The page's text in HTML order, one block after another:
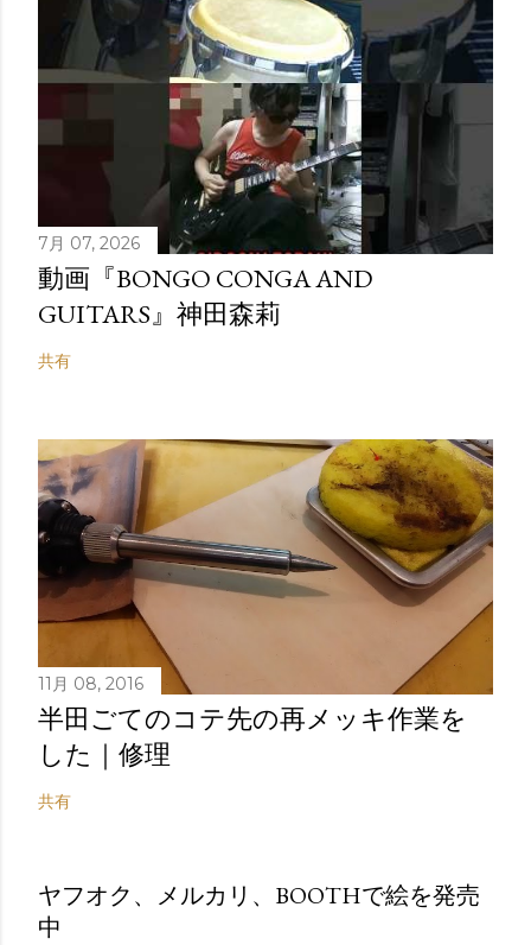
7月 07, 2026
動画『BONGO CONGA AND
GUITARS』神田森莉
共有
11月 08, 2016
半田ごてのコテ先の再メッキ作業を
した｜修理
共有
ヤフオク、メルカリ、BOOTHで絵を発売
中